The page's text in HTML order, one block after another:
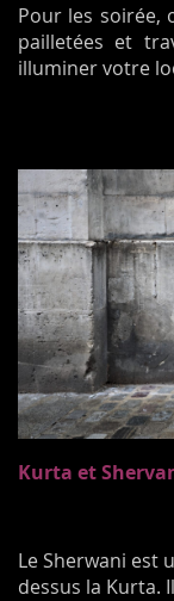
Pour les soirée,
pailletées et
illuminer votre
Kurta et
Le Sherwani est
dessus la Kurta.